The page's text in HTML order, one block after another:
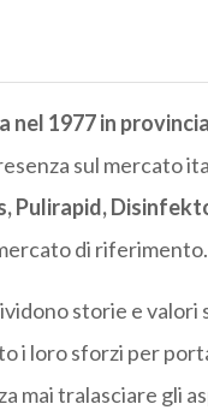
1977 in
sul mercato
Pulirapid,
di riferimento.
storie e valori
i loro sforzi per
mai tralasciare gli